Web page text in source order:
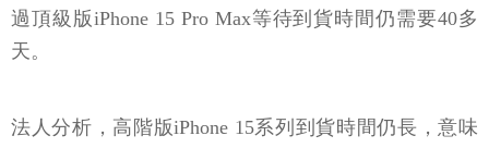
過頂級版iPhone 15 Pro Max等待到貨時間仍需要40多
天。
法人分析，高階版iPhone 15系列到貨時間仍長，意味